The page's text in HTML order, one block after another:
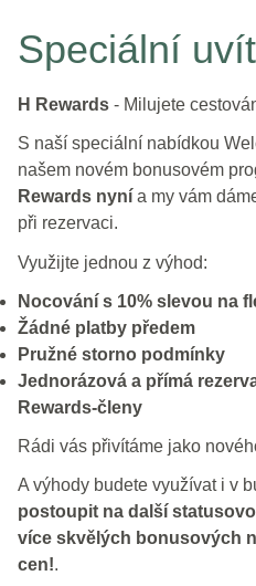
Speciální
H Rewards - Milujete
S naší speciální nabídkou
našem novém bonusovém
Rewards nyní a my vám
při rezervaci.
Využijte jednou z výhod:
Nocování s 10% slevou na
Žádné platby předem
Pružné storno podmínky
Jednorázová a přímá
Rewards-členy
Rádi vás přivítáme jako
A výhody budete využívat i v
postoupit na další
více skvělých bonusových
cen!.